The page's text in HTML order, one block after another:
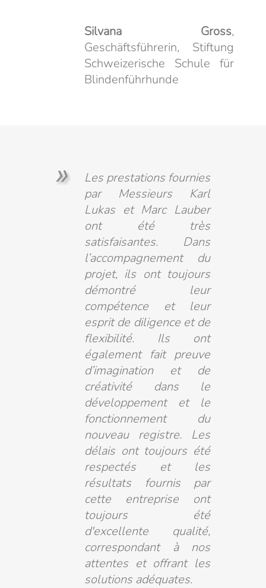
Silvana Gross,
Geschäftsführerin, Stiftung
Schweizerische Schule für
Blindenführhunde
Les prestations fournies
par Messieurs Karl
Lukas et Marc Lauber
ont été très
satisfaisantes. Dans
l’accompagnement du
projet, ils ont toujours
démontré leur
compétence et leur
esprit de diligence et de
flexibilité. Ils ont
également fait preuve
d’imagination et de
créativité dans le
développement et le
fonctionnement du
nouveau registre. Les
délais ont toujours été
respectés et les
résultats fournis par
cette entreprise ont
toujours été
d'excellente qualité,
correspondant à nos
attentes et offrant les
solutions adéquates.